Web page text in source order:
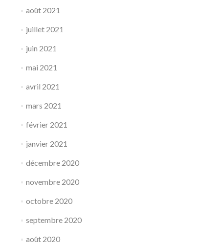
août 2021
juillet 2021
juin 2021
mai 2021
avril 2021
mars 2021
février 2021
janvier 2021
décembre 2020
novembre 2020
octobre 2020
septembre 2020
août 2020